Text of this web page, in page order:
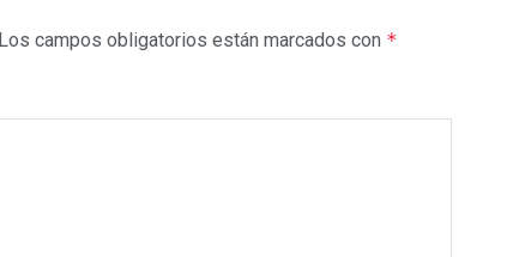
Los campos obligatorios están marcados con *